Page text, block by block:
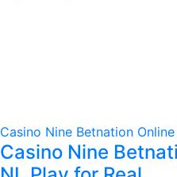
Casino Nine Betnation
Casino Nine